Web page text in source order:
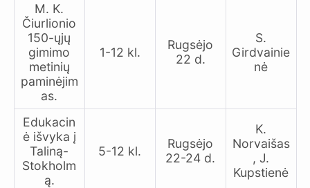
M. K.
Čiurlionio
150-ųjų
gimimo
metinių
paminėjim
as.
1-12 kl.
Rugsėjo
22 d.
S.
Girdvainie
nė
Edukacin
ė išvyka į
Taliną-
Stokholm
ą.
5-12 kl.
Rugsėjo
22-24 d.
K.
Norvaišas
, J.
Kupstienė